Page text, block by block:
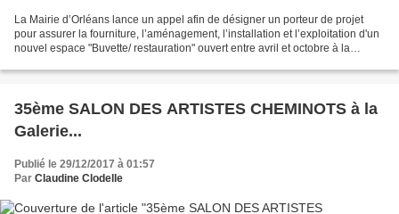
La Mairie d’Orléans lance un appel afin de désigner un porteur de projet
pour assurer la fourniture, l’aménagement, l’installation et l’exploitation d'un
nouvel espace "Buvette/ restauration" ouvert entre avril et octobre à la
35ème SALON DES ARTISTES CHEMINOTS à la
Galerie...
Publié le 29/12/2017 à 01:57
Par Claudine Clodelle